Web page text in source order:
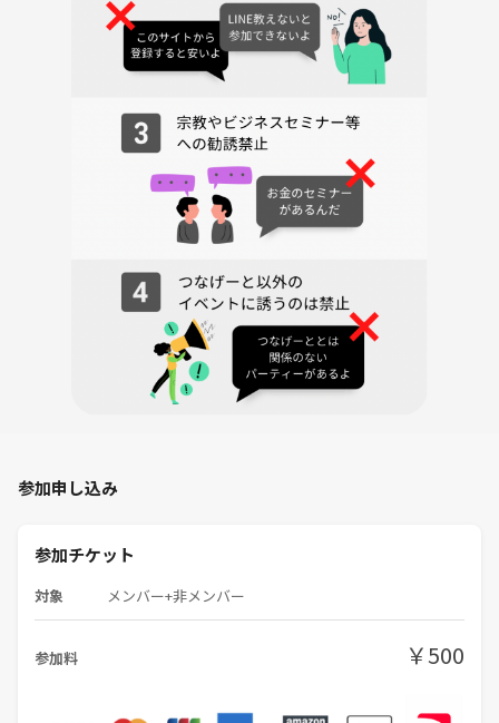
参加申し込み
参加チケット
対象 メンバー+非メンバー
参加料 ￥500